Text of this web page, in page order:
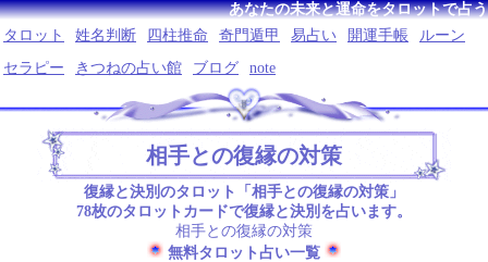
あなたの未来と運命をタロットで占う
タロット
姓名判断 四柱推命 奇門遁甲 易占い 開運手帳
ルーン
セラピー
きつねの占い館 ブログ note
相手との復縁の対策
復縁と決別のタロット「相手との復縁の対策」
78枚のタロットカードで復縁と決別を占います。
相手との復縁の対策
無料タロット占い一覧